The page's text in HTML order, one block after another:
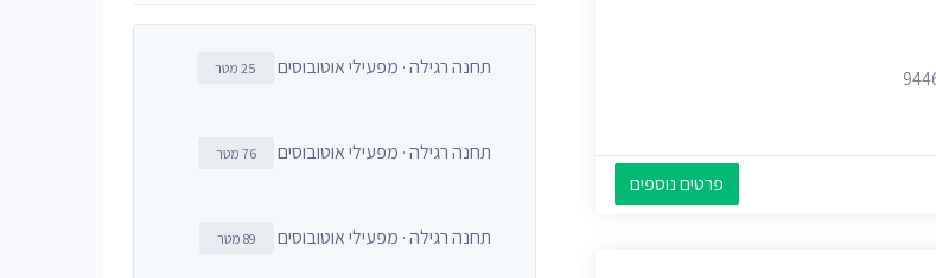
פרטים נוספים
תחנה רגילה · מפעילי אוטובוסים 25 מטר
תחנה רגילה · מפעילי אוטובוסים 76 מטר
תחנה רגילה · מפעילי אוטובוסים 89 מטר